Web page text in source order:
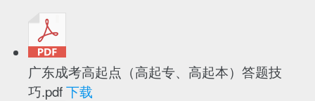
广东成考高起点（高起专、高起本）答题技
巧.pdf下载